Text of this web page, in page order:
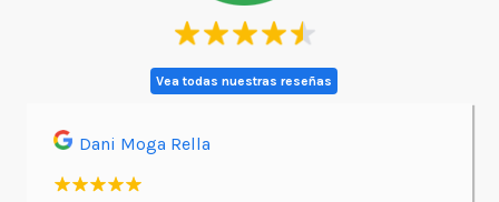
Vea todas nuestras reseñas
Dani Moga Rella